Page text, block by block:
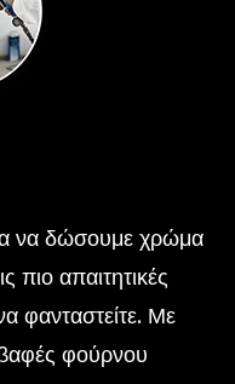
να δώσουμε χρώμα
πιο απαιτητικές
φανταστείτε. Με
βαφές φούρνου